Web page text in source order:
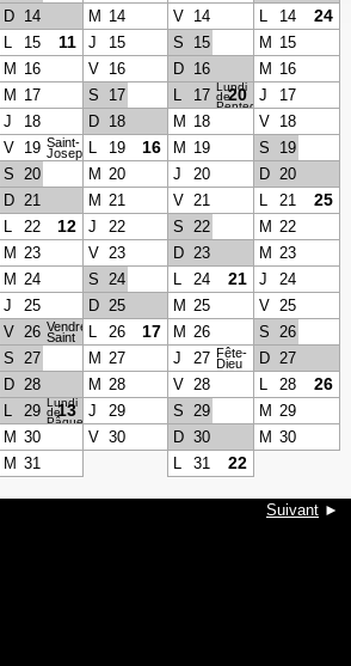
D 14 M 14 V 14 L 14 24
L 15 11 J 15 S 15 M 15
M 16 V 16 D 16 M 16
M 17 S 17 L 17 20
Lundi
de
Pentecôte
J
17
J 18 D 18 M 18 V 18
V 19 Saint-
JosephL 19 16 M 19 S
19
S 20 M 20 J 20 D 20
D 21 M 21 V 21 L 21 25
L 22 12 J 22 S 22 M 22
M 23 V 23 D 23 M 23
M 24 S 24 L 24 21 J
24
J 25 D 25 M 25 V 25
V 26 Vendredi
Saint L 26 17 M 26 S 26
S 27 M 27 J 27 Fête-
Dieu D 27
D 28 M 28 V 28 L 28 26
L 29 13
Lundi
de
Pâques
J 29 S 29 M 29
M 30 V 30 D 30 M 30
M 31 L 31 22
Suivant ►